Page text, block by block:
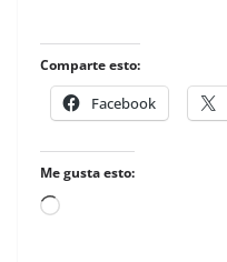
Comparte esto:
Facebook
Me gusta esto:
Loading…